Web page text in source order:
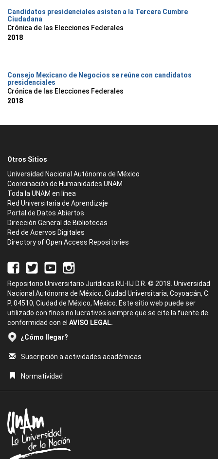
Candidatos presidenciales asisten a la Tercera Cumbre
Ciudadana
Crónica de las Elecciones Federales
2018
Consejo Mexicano de Negocios se reúne con candidatos
presidenciales
Crónica de las Elecciones Federales
2018
Otros Sitios
Universidad Nacional Autónoma de México
Coordinación de Humanidades UNAM
Toda la UNAM en línea
Red Universitaria de Aprendizaje
Portal de Datos Abiertos
Dirección General de Bibliotecas
Red de Acervos Digitales
Directory of Open Access Repositories
Repositorio Universitario Jurídicas RU-IIJ D.R. © 2018. Universidad
Nacional Autónoma de México, Ciudad Universitaria, Coyoacán, C.
P. 04510, Ciudad de México, México. Este sitio web puede ser
utilizado con fines no lucrativos siempre que se cite la fuente de
conformidad con el AVISO LEGAL.
¿Cómo llegar?
Suscripción a actividades académicas
Normatividad